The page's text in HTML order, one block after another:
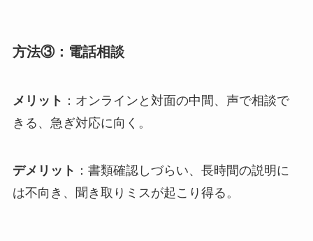
方法③：電話相談
メリット ：オンラインと対面の中間、声で相談で
きる、急ぎ対応に向く。
デメリット ：書類確認しづらい、長時間の説明に
は不向き、聞き取りミスが起こり得る。